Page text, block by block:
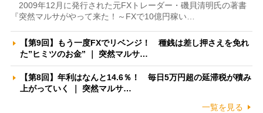
2009年12月に発行された元FXトレーダー・磯貝清明氏の著書
『突然マルサがやって来た！～FXで10億円稼い…
【第9回】もう一度FXでリベンジ！ 種銭は差し押さえを免れ
た”ヒミツのお金” ｜ 突然マルサ…
【第8回】年利はなんと14.6％！ 毎日5万円超の延滞税が積み
上がっていく ｜ 突然マルサ…
一覧を見る